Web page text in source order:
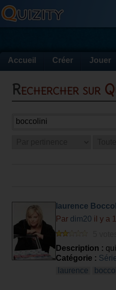
Accueil Créer Jouer
Rechercher sur
laurence
Par dim20 il y a
Description :
Catégorie :
laurence